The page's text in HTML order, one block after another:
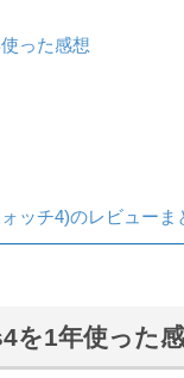
った感想
ッチ4)のレビューま
を1年使った